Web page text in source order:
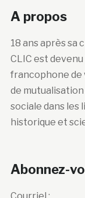
A propos
18 ans après sa
CLIC est
francophone de
de
sociale dans les
historique et
Abonnez-
Courriel :